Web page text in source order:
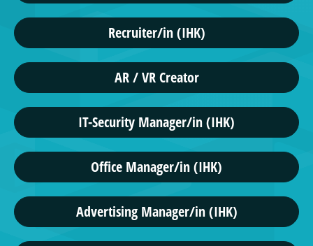
Recruiter/in (IHK)
AR / VR Creator
IT-Security Manager/in (IHK)
Office Manager/in (IHK)
Advertising Manager/in (IHK)